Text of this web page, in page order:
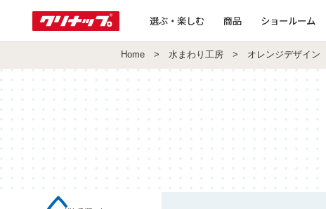
選ぶ・楽しむ 商品 ショールーム
Home > 水まわり工房 > オレンジデザイン